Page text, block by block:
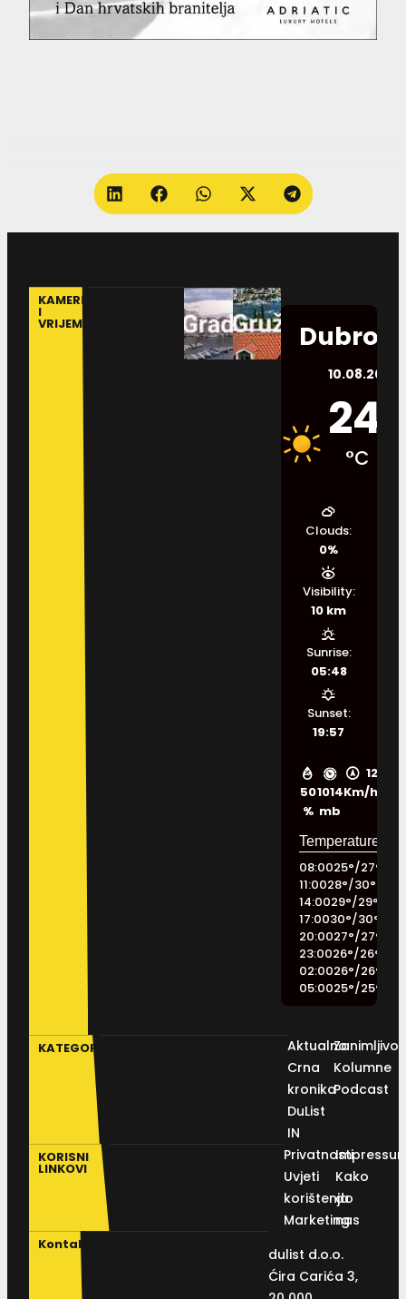
KAMERE
I
VRIJEME
10.08.2026.
24
°C
50
%
1014
mb
12
Km/h
Clouds:
0%
Visibility:
10 km
Sunrise:
05:48
Sunset:
19:57
08:0025°/27°
11:0028°/30°
14:0029°/29°
17:0030°/30°
20:0027°/27°
23:0026°/26°
02:0026°/26°
05:0025°/25°
KATEGORIJE
Aktualno
Crna
kronika
DuList
IN
Kolumne
Podcast
KORISNI
LINKOVI
Privatnosti
Uvjeti
korištenja
Marketing
Kako
do
nas
Kontakt
dulist d.o.o.
Ćira Carića 3,